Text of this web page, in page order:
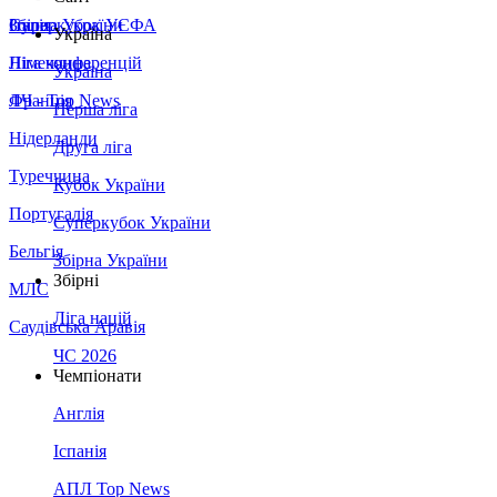
Збірна України
Італія
Німеччина
Франція
Нідерланди
Туреччина
Португалія
Бельгія
МЛС
Саудівська Аравія
Суперкубок УЄФА
Ліга конференцій
ЛЧ - Top News
Україна
Україна
Перша ліга
Друга ліга
Кубок України
Суперкубок України
Збірна України
Збірні
Ліга націй
ЧС 2026
Чемпіонати
Англія
Іспанія
АПЛ Top News